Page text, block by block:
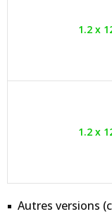
1.2 x
1.2 x
Autres versions